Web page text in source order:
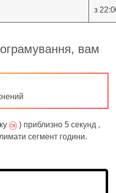
з
вам
( ) приблизно 5 секунд ,
сегмент години.